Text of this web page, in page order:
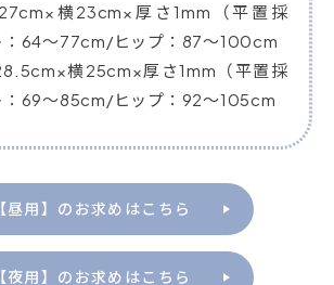
横23cm×厚さ1mm（平置採
：64～77cm/ヒップ：87～100cm
横25cm×厚さ1mm（平置採
：69～85cm/ヒップ：92～105cm
【昼用】のお求めはこちら
【夜用】のお求めはこちら